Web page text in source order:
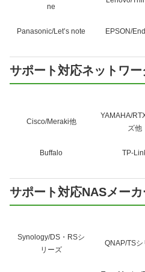
ne
Panasonic/Let’s note EPSON/
サポート対応ネットワ
Cisco/Meraki他
YAMAHA/
ズ他
Buffalo TP-
サポート対応NASメー
Synology/DS・RSシ
リーズ
QNAP/TSシ